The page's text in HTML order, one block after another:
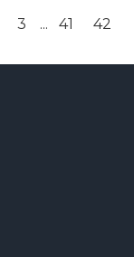
3 ... 41 42